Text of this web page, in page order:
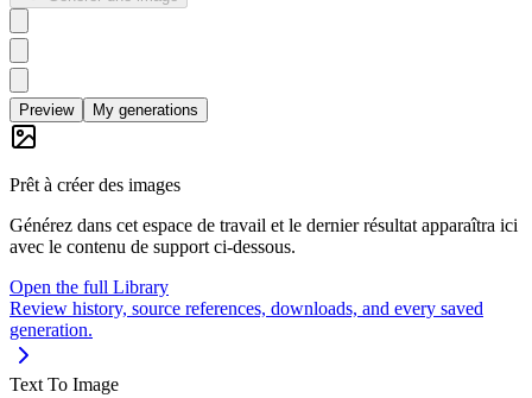
Preview My generations
Prêt à créer des images
Générez dans cet espace de travail et le dernier résultat apparaîtra ici
avec le contenu de support ci-dessous.
Open the full Library
Review history, source references, downloads, and every saved
generation.
Text To Image